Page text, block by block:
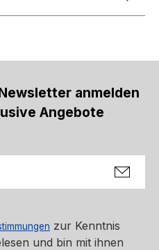
anmelden
Angebote
zur Kenntnis
und bin mit ihnen